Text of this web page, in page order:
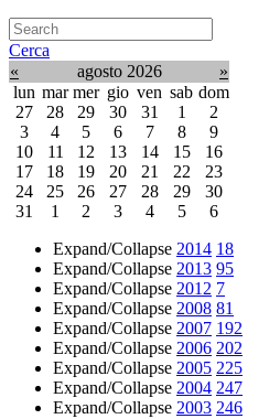
Cerca
«
agosto 2026
»
lun mar mer gio ven sab dom
27
28 29 30 31 1
2
3
4 5 6 7 8
9
10
11 12 13 14 15
16
17
18 19 20 21 22
23
24
25 26 27 28 29
30
31
1 2 3 4 5
6
Expand/Collapse 2014 18
Expand/Collapse 2013 95
Expand/Collapse 2012 7
Expand/Collapse 2008 81
Expand/Collapse 2007 192
Expand/Collapse 2006 202
Expand/Collapse 2005 225
Expand/Collapse 2004 247
Expand/Collapse 2003 246